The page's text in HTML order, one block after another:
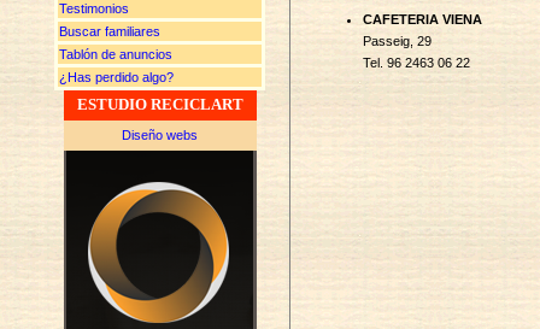
Testimonios
Buscar familiares
Tablón de anuncios
¿Has perdido algo?
ESTUDIO RECICLART
Diseño webs
CAFETERIA VIENA
Passeig, 29
Tel. 96 2463 06 22